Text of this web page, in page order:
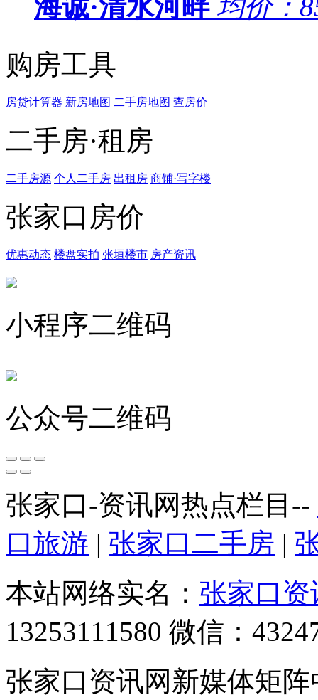
海诚·清水河畔 均价：
购房工具
房贷计算器 新房地图 二手房地图 查房价
二手房·租房
二手房源 个人二手房 出租房 商铺·写字楼
张家口房价
优惠动态 楼盘实拍 张垣楼市 房产资讯
小程序二维码
公众号二维码
张家口-资讯网热点栏目--
口旅游 | 张家口二手房 |
本站网络实名： 张家口资
13253111580 微信：
张家口资讯网新媒体矩